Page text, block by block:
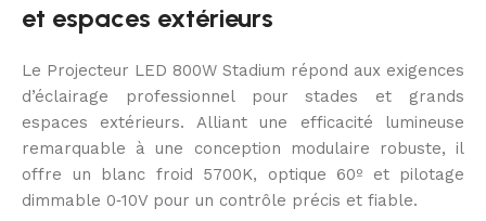
et espaces extérieurs
Le Projecteur LED 800W Stadium répond aux exigences
d’éclairage professionnel pour stades et grands
espaces extérieurs. Alliant une efficacité lumineuse
remarquable à une conception modulaire robuste, il
offre un blanc froid 5700K, optique 60º et pilotage
dimmable 0‑10V pour un contrôle précis et fiable.